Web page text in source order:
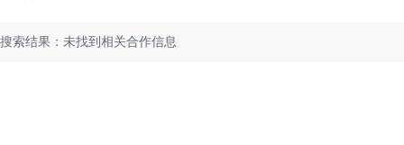
搜索结果：未找到相关合作信息